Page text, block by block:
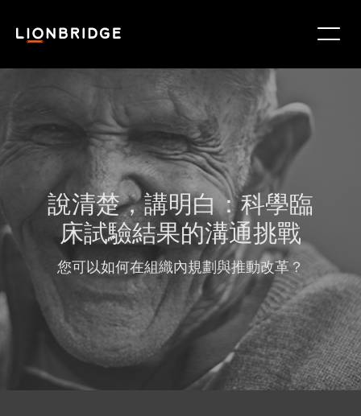
說清楚，講明白：​科學臨
床試驗結果的溝通挑戰
您可以​如何在組織內規劃與推動改革？